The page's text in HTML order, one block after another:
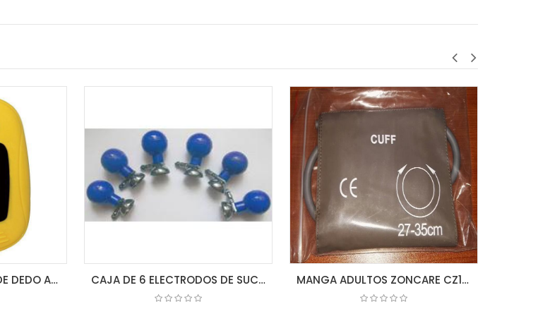
OXIMETRO DE PULSO DE DEDO A3 IPX1 ZONDAN CAJA DE 6 ELECTRODOS DE SUCCION P/ECG (BULBO) MANGA ADULTOS ZONCARE CZ12 27-35CM CUFF